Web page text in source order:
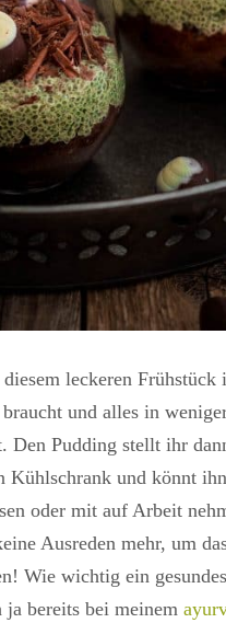
leckeren Frühstück
und alles in
Den Pudding stellt ihr
Kühlschrank und könnt
oder mit auf Arbeit
Ausreden mehr, um
Wie wichtig ein
ja bereits bei meinem